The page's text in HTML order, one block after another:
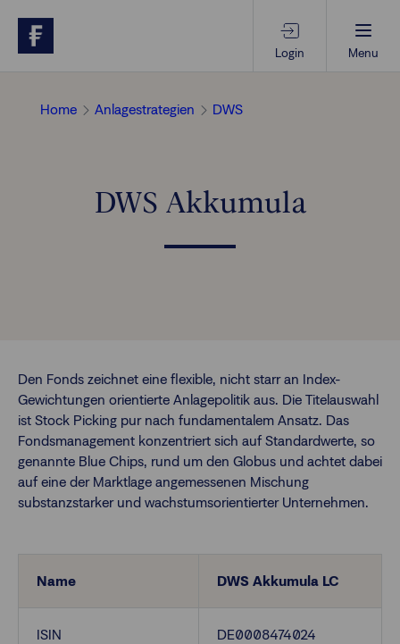
Login Menu
Beratungs-Tools
Finanzberatende
Anlegende
Newsletter
Home Anlagestrategien DWS
DWS Akkumula
Den Fonds zeichnet eine flexible, nicht starr an Index-
Gewichtungen orientierte Anlagepolitik aus. Die Titelauswahl
ist Stock Picking pur nach fundamentalem Ansatz. Das
Fondsmanagement konzentriert sich auf Standardwerte, so
genannte Blue Chips, rund um den Globus und achtet dabei
auf eine der Marktlage angemessenen Mischung
substanzstarker und wachstumsorientierter Unternehmen.
Name DWS Akkumula LC
ISIN DE0008474024